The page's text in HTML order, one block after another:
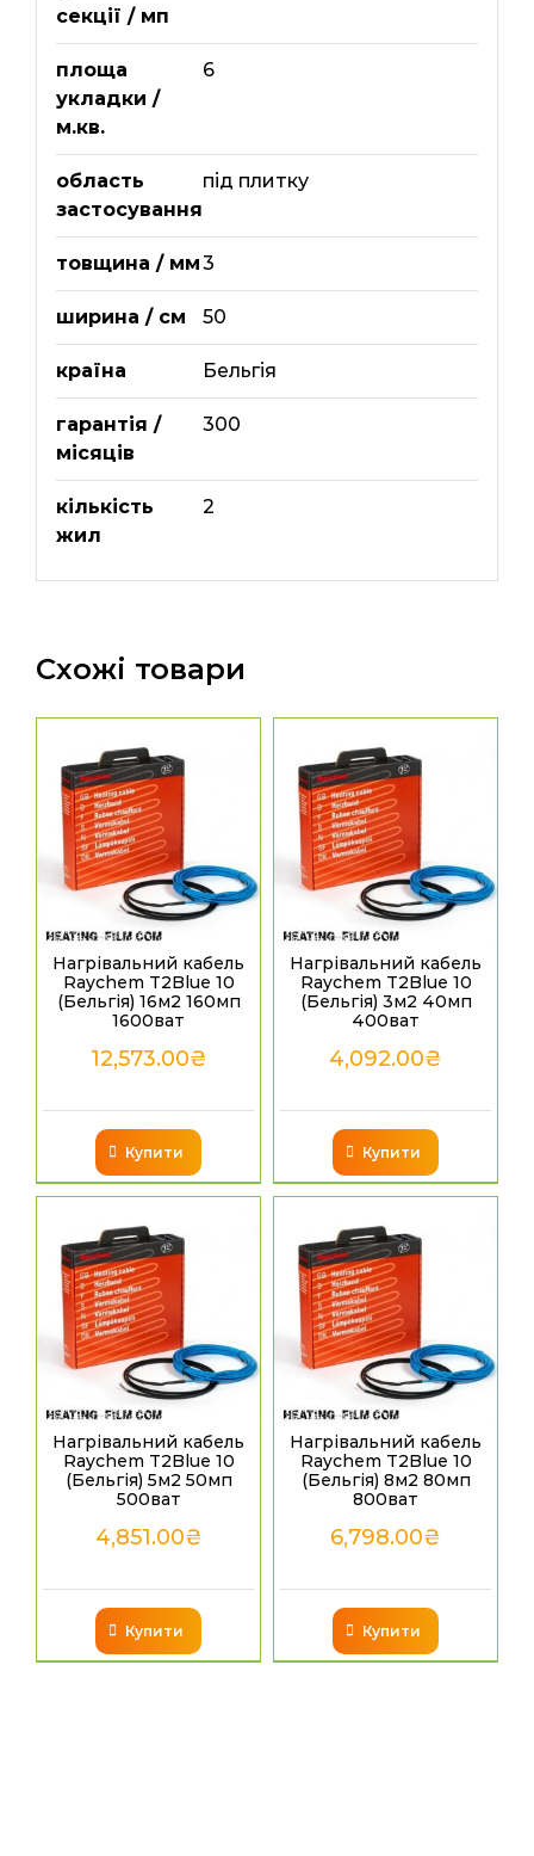
секції / мп
площа
укладки /
м.кв.
6
область
застосування
під плитку
товщина / мм3
ширина / см 50
країна Бельгія
гарантія /
місяців
300
кількість
жил
2
Схожі товари
Нагрівальний кабель
Raychem T2Blue 10
(Бельгія) 16м2 160мп
1600ват
12,573.00₴
Купити
Нагрівальний кабель
Raychem T2Blue 10
(Бельгія) 3м2 40мп
400ват
4,092.00₴
Купити
Нагрівальний кабель
Raychem T2Blue 10
(Бельгія) 5м2 50мп
500ват
4,851.00₴
Купити
Нагрівальний кабель
Raychem T2Blue 10
(Бельгія) 8м2 80мп
800ват
6,798.00₴
Купити